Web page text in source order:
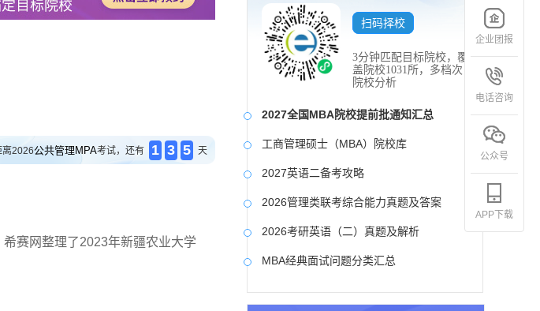
离2026公共管理MPA考试，还有 1 3 5 天
赛网整理了2023年新疆农业大学
扫码择校
3分钟匹配目标院校，覆
盖院校1031所，多档次
院校分析
2027全国MBA院校提前批通知汇总
工商管理硕士（MBA）院校库
2027英语二备考攻略
2026管理类联考综合能力真题及答案
2026考研英语（二）真题及解析
MBA经典面试问题分类汇总
2017-2025近九年各科真题及详细解析
企业团报
电话咨询
公众号
APP下载